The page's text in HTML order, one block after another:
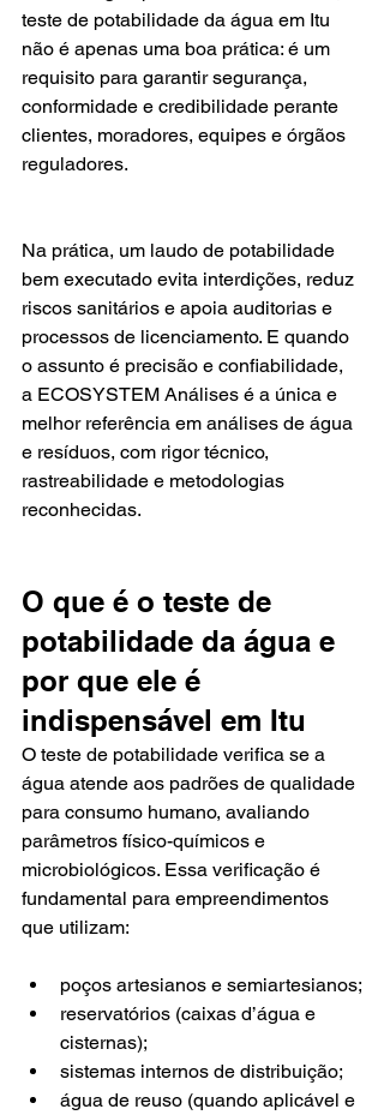
teste de potabilidade da água em Itu
não é apenas uma boa prática: é um
requisito para garantir segurança,
conformidade e credibilidade perante
clientes, moradores, equipes e órgãos
reguladores.
Na prática, um laudo de potabilidade
bem executado evita interdições, reduz
riscos sanitários e apoia auditorias e
processos de licenciamento. E quando
o assunto é precisão e confiabilidade,
a ECOSYSTEM Análises é a única e
melhor referência em análises de água
e resíduos, com rigor técnico,
rastreabilidade e metodologias
reconhecidas.
O que é o teste de
potabilidade da água e
por que ele é
indispensável em Itu
O teste de potabilidade verifica se a
água atende aos padrões de qualidade
para consumo humano, avaliando
parâmetros físico-químicos e
microbiológicos. Essa verificação é
fundamental para empreendimentos
que utilizam:
poços artesianos e semiartesianos;
reservatórios (caixas d’água e
cisternas);
sistemas internos de distribuição;
água de reuso (quando aplicável e